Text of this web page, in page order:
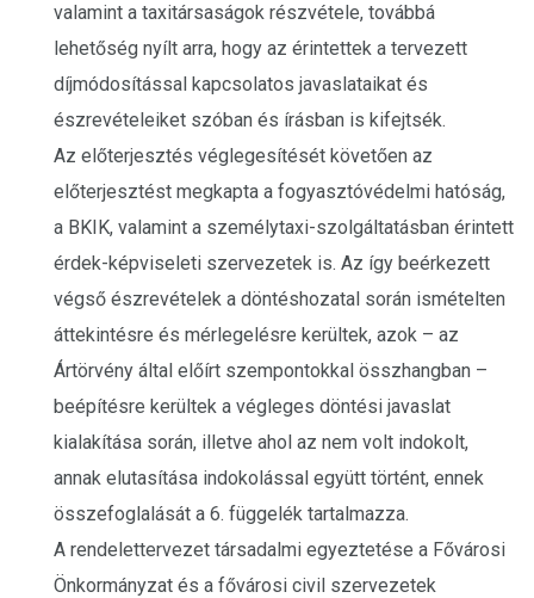
valamint a taxitársaságok részvétele, továbbá
lehetőség nyílt arra, hogy az érintettek a tervezett
díjmódosítással kapcsolatos javaslataikat és
észrevételeiket szóban és írásban is kifejtsék.
Az előterjesztés véglegesítését követően az
előterjesztést megkapta a fogyasztóvédelmi hatóság,
a BKIK, valamint a személytaxi-szolgáltatásban érintett
érdek-képviseleti szervezetek is. Az így beérkezett
végső észrevételek a döntéshozatal során ismételten
áttekintésre és mérlegelésre kerültek, azok – az
Ártörvény által előírt szempontokkal összhangban –
beépítésre kerültek a végleges döntési javaslat
kialakítása során, illetve ahol az nem volt indokolt,
annak elutasítása indokolással együtt történt, ennek
összefoglalását a 6. függelék tartalmazza.
A rendelettervezet társadalmi egyeztetése a Fővárosi
Önkormányzat és a fővárosi civil szervezetek